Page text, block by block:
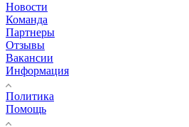
Новости
Команда
Партнеры
Отзывы
Вакансии
Информация
Политика
Помощь